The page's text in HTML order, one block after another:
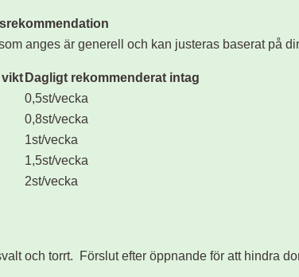
anges är generell och kan justeras baserat på
vikt Dagligt rekommenderat intag
0,5st/vecka
0,8st/vecka
1st/vecka
1,5st/vecka
2st/vecka
och torrt. Förslut efter öppnande för att hindra